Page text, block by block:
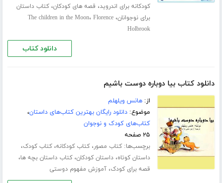
کودکانه برای اندروید، قصه های کودکان،کتاب داستان
برای نوجوانان، The children in the Moon، Florence
Holbrook
دانلود کتاب
دانلود کتاب بیا دوباره دوست باشیم
از:هانس ویلهلم
موضوع:دانلود رایگان بهترین کتاب‌های داستان،
کتاب‌های کودک و نوجوان
۲۵ صفحه
برچسب‌ها:کتاب مصور،کتاب کودکانه،کتاب کودک،
داستان کوتاه،داستان کودکان،کتاب داستان بچه ها،
قصه برای کودک،آموزش مفهوم دوستی